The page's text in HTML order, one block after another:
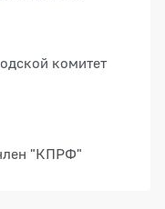
комитет
"КПРФ"